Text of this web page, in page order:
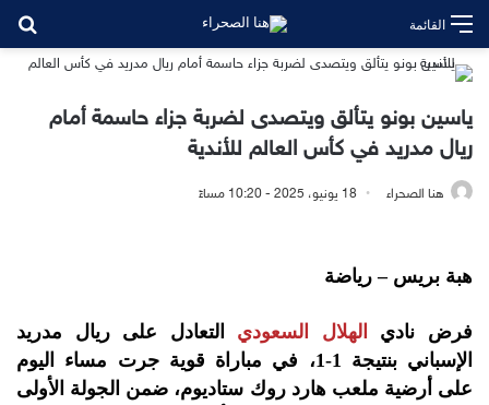
القائمة
ياسين بونو يتألق ويتصدى لضربة جزاء حاسمة أمام
ريال مدريد في كأس العالم للأندية
هنا الصحراء 18 يونيو، 2025 - 10:20 مساءً
هبة بريس – رياضة
فرض نادي الهلال السعودي التعادل على ريال مدريد
الإسباني بنتيجة 1-1، في مباراة قوية جرت مساء اليوم
على أرضية ملعب هارد روك ستاديوم، ضمن الجولة الأولى